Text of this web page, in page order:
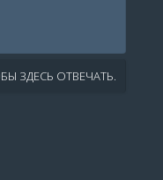
ЗДЕСЬ ОТВЕЧАТЬ.